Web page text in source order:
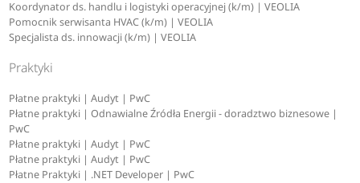
Koordynator ds. handlu i logistyki operacyjnej (k/m) | VEOLIA
Pomocnik serwisanta HVAC (k/m) | VEOLIA
Specjalista ds. innowacji (k/m) | VEOLIA
Praktyki
Płatne praktyki | Audyt | PwC
Płatne praktyki | Odnawialne Źródła Energii - doradztwo biznesowe |
PwC
Płatne praktyki | Audyt | PwC
Płatne praktyki | Audyt | PwC
Płatne Praktyki | .NET Developer | PwC